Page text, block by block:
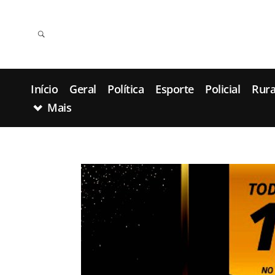
Início Geral Política Esporte Policial
Mais